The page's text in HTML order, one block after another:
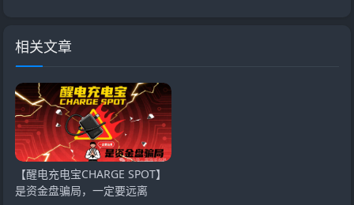
相关文章
【醒电充电宝CHARGE SPOT】
是资金盘骗局，一定要远离